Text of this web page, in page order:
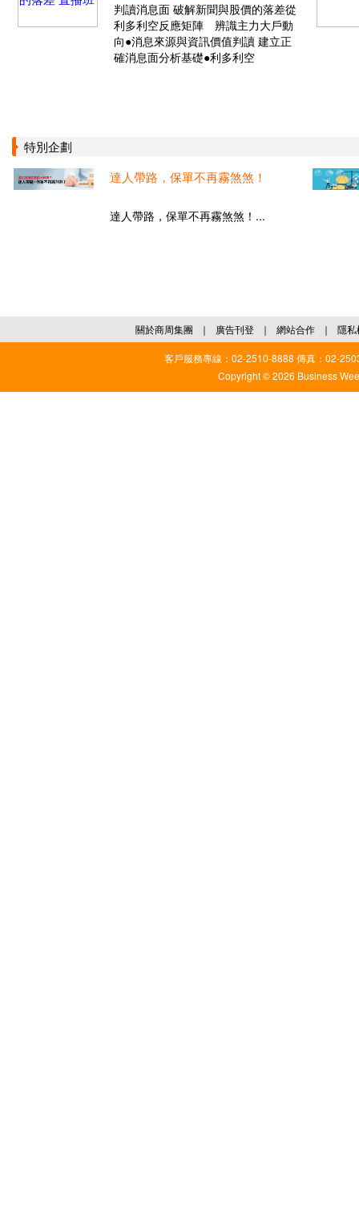
判讀消息面 破解新聞與股價的落差從
利多利空反應矩陣 辨識主力大戶動
向●消息來源與資訊價值判讀 建立正
確消息面分析基礎●利多利空
特別企劃
達人帶路，保單不再霧煞煞！
達人帶路，保單不再霧煞煞！...
關於商周集團 ｜ 廣告刊登 ｜ 網站合作 ｜ 隱私
客戶服務專線：02-2510-8888 傳真：02-
Copyright © 2026 Business